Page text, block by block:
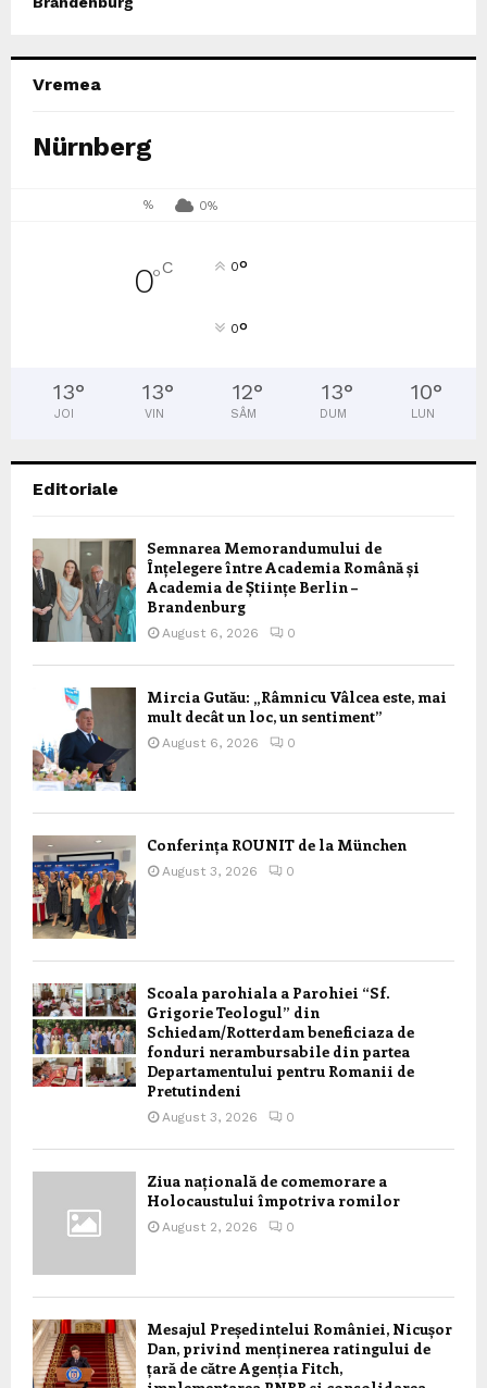
Vremea
Nürnberg
% 0%
0°C 0°
0°
13°
JOI
13°
VIN
12°
SÂM
13°
DUM
10°
LUN
Editoriale
Semnarea Memorandumului de
Înțelegere între Academia Română și
Academia de Științe Berlin –
Brandenburg
August 6, 2026 0
Mircia Gutău: „Râmnicu Vâlcea este, mai
mult decât un loc, un sentiment”
August 6, 2026 0
Conferința ROUNIT de la München
August 3, 2026 0
Scoala parohiala a Parohiei “Sf.
Grigorie Teologul” din
Schiedam/Rotterdam beneficiaza de
fonduri nerambursabile din partea
Departamentului pentru Romanii de
Pretutindeni
August 3, 2026 0
Ziua națională de comemorare a
Holocaustului împotriva romilor
August 2, 2026 0
Mesajul Președintelui României, Nicușor
Dan, privind menținerea ratingului de
țară de către Agenția Fitch,